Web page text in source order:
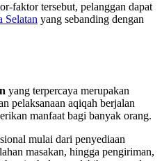
faktor tersebut, pelanggan dapat
Selatan yang sebanding dengan
yang terpercaya merupakan
pelaksanaan aqiqah berjalan
manfaat bagi banyak orang.
mulai dari penyediaan
masakan, hingga pengiriman,